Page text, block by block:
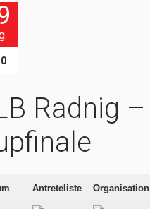
0
Radnig –
Antreteliste Organisation